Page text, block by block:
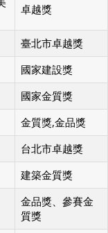
臺北市卓越獎
國家建設獎
國家金質獎
金質獎,金品獎
台北市卓越獎
建築金質獎
金品獎、參賽金